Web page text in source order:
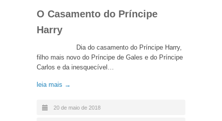
O Casamento do Príncipe
Harry
Dia do casamento do Príncipe Harry,
filho mais novo do Príncipe de Gales e do Príncipe
Carlos e da inesquecível…
leia mais →
20 de maio de 2018